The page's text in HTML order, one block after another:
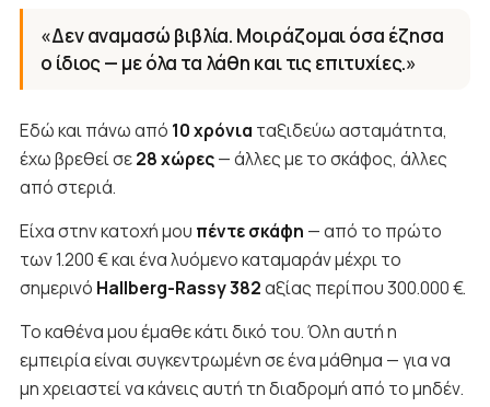
«Δεν αναμασώ βιβλία. Μοιράζομαι όσα έζησα
ο ίδιος — με όλα τα λάθη και τις επιτυχίες.»
Εδώ και πάνω από 10 χρόνια ταξιδεύω ασταμάτητα,
έχω βρεθεί σε28 χώρες— άλλες με το σκάφος, άλλες
από στεριά.
Είχα στην κατοχή μου πέντε σκάφη — από το πρώτο
των 1.200 € και ένα λυόμενο καταμαράν μέχρι το
σημερινό Hallberg-Rassy 382αξίας περίπου 300.000 €.
Το καθένα μου έμαθε κάτι δικό του. Όλη αυτή η
εμπειρία είναι συγκεντρωμένη σε ένα μάθημα — για να
μη χρειαστεί να κάνεις αυτή τη διαδρομή από το μηδέν.